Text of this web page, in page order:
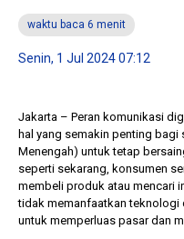
waktu baca 6 menit
Senin, 1 Jul 2024 07:12
Jakarta – Peran komunikasi
hal yang semakin penting bagi
Menengah) untuk tetap
seperti sekarang, konsumen
membeli produk atau mencari
tidak memanfaatkan teknologi
untuk memperluas pasar dan
1 tahun lalu
Banyak Gugatan di
Pilkada 2024,
Ragukan SDM